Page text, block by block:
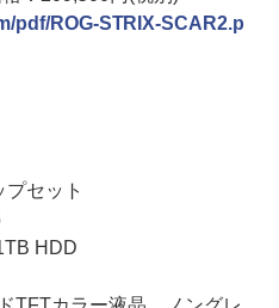
pdf/ROG-STRIX-SCAR2.p
セット
HDD